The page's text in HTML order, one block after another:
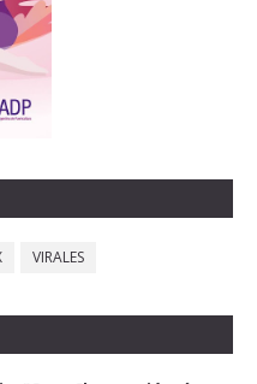
VIRALES